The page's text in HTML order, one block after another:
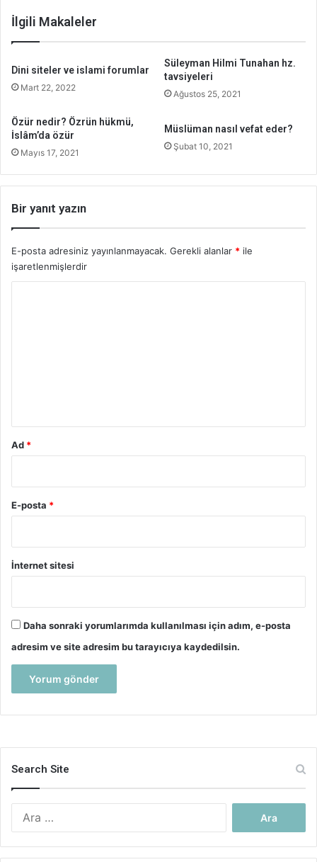
İlgili Makaleler
Dini siteler ve islami forumlar
Mart 22, 2022
Süleyman Hilmi Tunahan hz.
tavsiyeleri
Ağustos 25, 2021
Özür nedir? Özrün hükmü,
İslâm’da özür
Mayıs 17, 2021
Müslüman nasıl vefat eder?
Şubat 10, 2021
Bir yanıt yazın
E-posta adresiniz yayınlanmayacak. Gerekli alanlar * ile
işaretlenmişlerdir
Ad *
E-posta *
İnternet sitesi
Daha sonraki yorumlarımda kullanılması için adım, e-posta
adresim ve site adresim bu tarayıcıya kaydedilsin.
Search Site